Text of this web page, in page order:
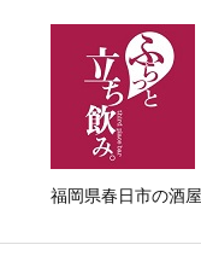
福岡県春日市の酒